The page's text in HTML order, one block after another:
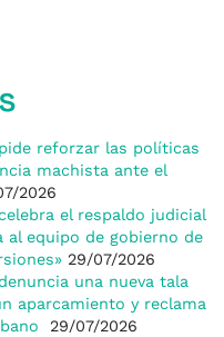
reforzar las políticas
machista ante el
2026
el respaldo judicial
al equipo de gobierno de
29/07/2026
una nueva tala
aparcamiento y reclama
29/07/2026